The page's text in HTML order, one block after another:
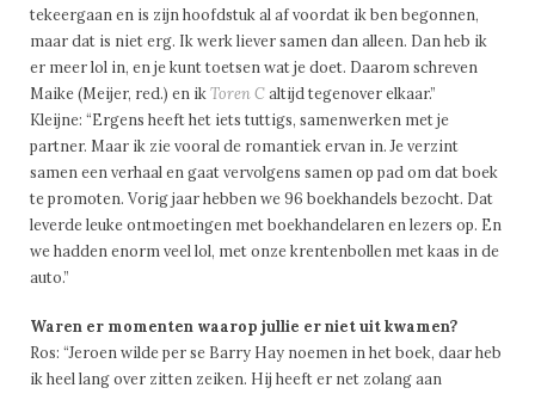
tekeergaan en is zijn hoofdstuk al af voordat ik ben begonnen,
maar dat is niet erg. Ik werk liever samen dan alleen. Dan heb ik
er meer lol in, en je kunt toetsen wat je doet. Daarom schreven
Maike (Meijer, red.) en ik Toren Caltijd tegenover elkaar.”
Kleijne: “Ergens heeft het iets tuttigs, samenwerken met je
partner. Maar ik zie vooral de romantiek ervan in. Je verzint
samen een verhaal en gaat vervolgens samen op pad om dat boek
te promoten. Vorig jaar hebben we 96 boekhandels bezocht. Dat
leverde leuke ontmoetingen met boekhandelaren en lezers op. En
we hadden enorm veel lol, met onze krentenbollen met kaas in de
auto.”
Waren er momenten waarop jullie er niet uit kwamen?
Ros: “Jeroen wilde per se Barry Hay noemen in het boek, daar heb
ik heel lang over zitten zeiken. Hij heeft er net zolang aan